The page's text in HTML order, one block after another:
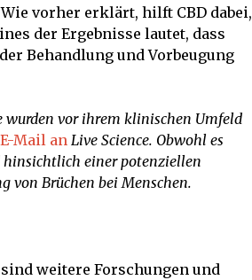
vorher erklärt, hilft CBD dabei,
der Ergebnisse lautet, dass
Behandlung und Vorbeugung
wurden vor ihrem klinischen Umfeld
Mail anLive Science. Obwohl es
hinsichtlich einer potenziellen
von Brüchen bei Menschen.
weitere Forschungen und